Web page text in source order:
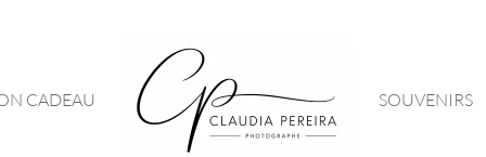
CADEAU SOUVENIRS